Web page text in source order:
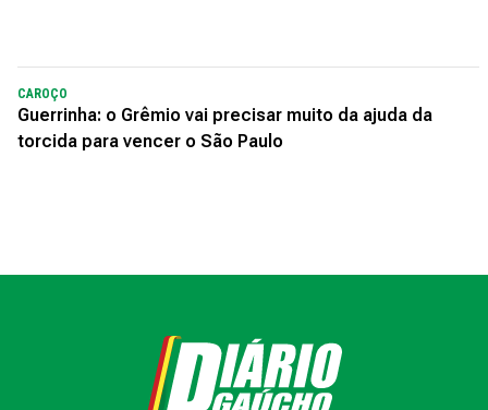
CAROÇO
Guerrinha: o Grêmio vai precisar muito da ajuda da
torcida para vencer o São Paulo